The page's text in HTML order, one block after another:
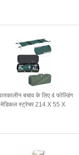
बचाव के लिए 4 फोल्डिंग
मेडिकल स्ट्रेचर 214 X 55 X